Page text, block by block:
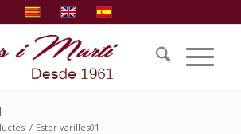
/ Estor varilles01